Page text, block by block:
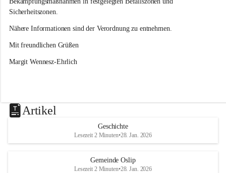
Sicherheitszonen.
Nähere Informationen sind der Verordnung zu entnehmen.
Mit freundlichen Grüßen
Margit Wennesz-Ehrlich
Artikel
Geschichte
Lesezeit 2 Minuten•28. Jan. 2026
Gemeinde Oslip
Lesezeit 2 Minuten•28. Jan. 2026